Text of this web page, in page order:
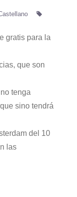
gratis para la
que son
tenga
sino tendrá
del 10
las